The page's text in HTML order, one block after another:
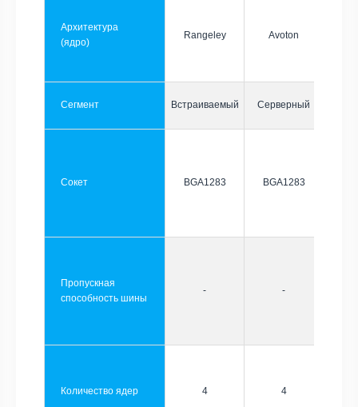
Архитектура
(ядро)
Rangeley Avoton
Сегмент Встраиваемый Серверный
Сокет BGA1283 BGA1283
Пропускная
способность шины
- -
Количество ядер 4 4